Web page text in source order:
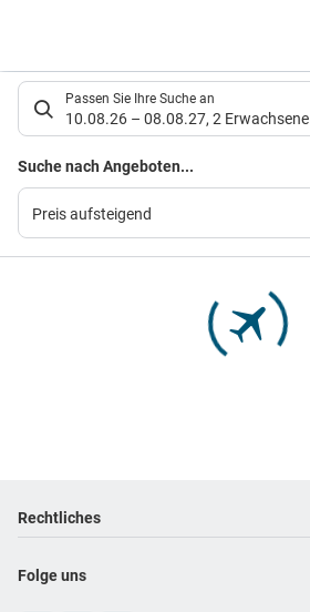
Suchlistenseite
Passen Sie Ihre Suche an
10.08.26 – 08.08.27, 2 Erwachsene
Suche nach Angeboten...
Preis aufsteigend
Footer navigation
Rechtliches
Folge uns